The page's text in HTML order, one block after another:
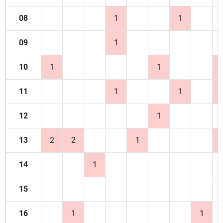
08 1 1
09 1
10 1 1
11 1 1
12 1
13 2 2 1
14 1
15
16 1 1